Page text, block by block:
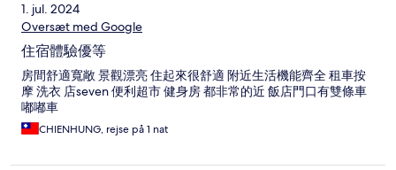
1. jul. 2024
Oversæt med Google
住宿體驗優等
房間舒適寬敞 景觀漂亮 住起來很舒適 附近生活機能齊全 租車按
摩 洗衣 店seven 便利超市 健身房 都非常的近 飯店門口有雙條車
嘟嘟車
CHIENHUNG, rejse på 1 nat